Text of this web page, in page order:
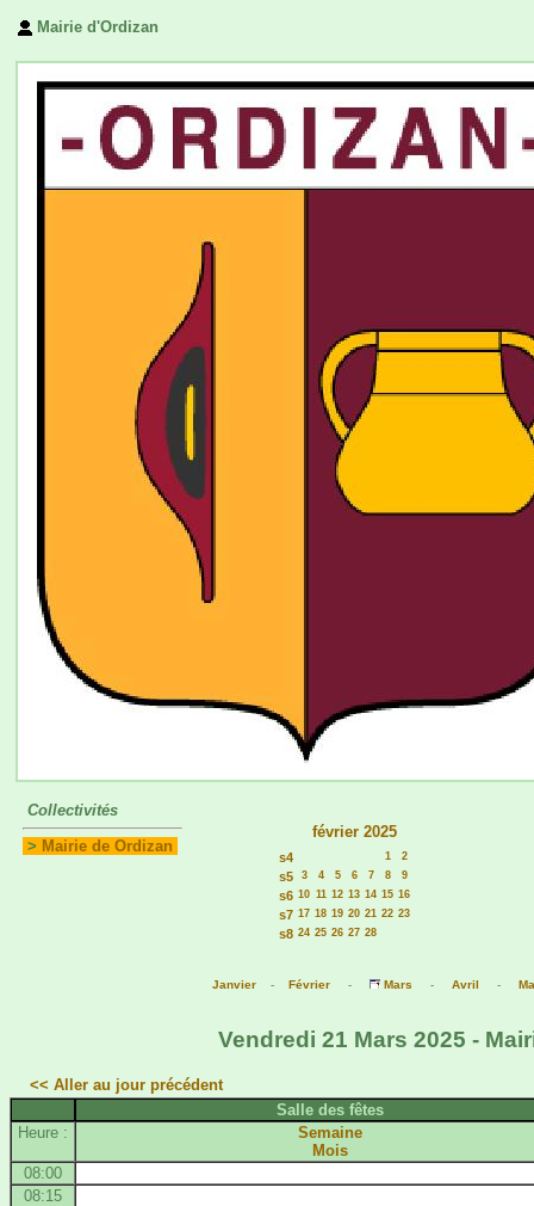
Mairie d'Ordizan
Collectivités
> Mairie de Ordizan
février 2025
s4 1 2
s5 3 4 5 6 7 8 9
s6 10 11 12 13 14 15 16
s7 17 18 19 20 21 22 23
s8 24 25 26 27 28
Janvier - Février - Mars - Avril -
Vendredi 21 Mars 2025 -
<< Aller au jour précédent
Salle des fêtes
Heure :
Semaine
Mois
08:00
08:15